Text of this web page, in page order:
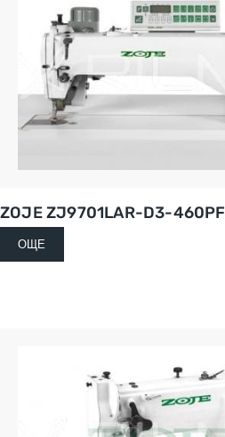
ZOJE ZJ9701LAR-D3-460PF
ОЩЕ